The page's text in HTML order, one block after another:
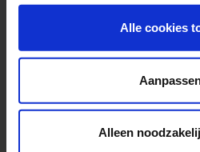
onder aan de pagina op elk
toekomst wijzigen.Alle cookies
Alleen
Over Shoestring
Privacybeleid
Cookies instellingen